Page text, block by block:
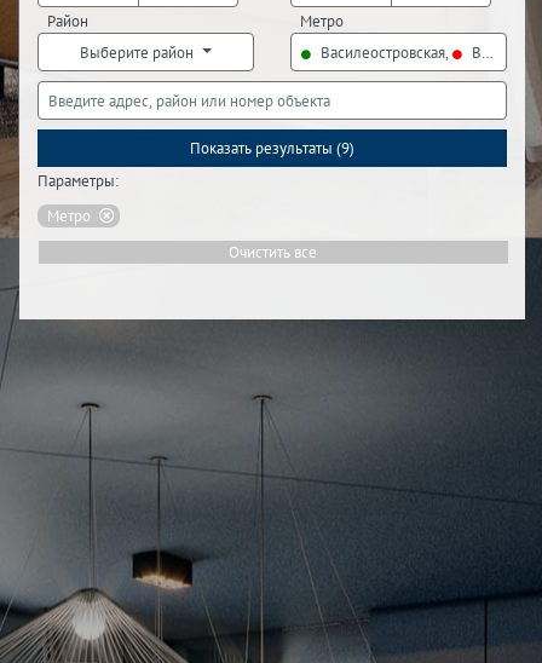
Район
Выберите район
Метро
Василеостровская,
Показать результаты (9)
Параметры:
Метро
Очистить все